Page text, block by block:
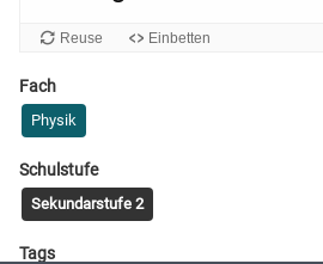
Fach
Physik
Schulstufe
Sekundarstufe 2
Tags